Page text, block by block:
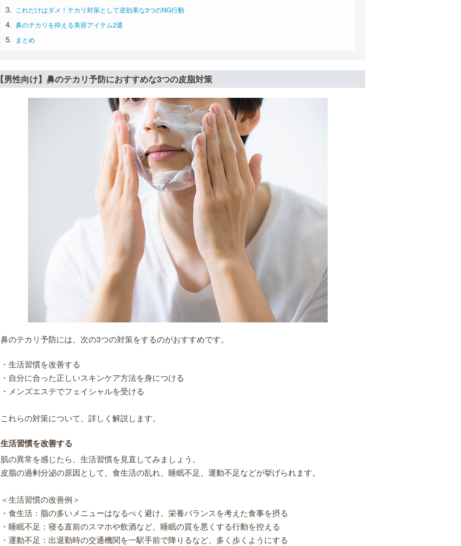
これだけはダメ！テカリ対策として逆効果な3つのNG行動
鼻のテカリを抑える美容アイテム2選
まとめ
【男性向け】鼻のテカリ予防におすすめな3つの皮脂対策
鼻のテカリ予防には、次の3つの対策をするのがおすすめです。
・生活習慣を改善する
・自分に合った正しいスキンケア方法を身につける
・メンズエステでフェイシャルを受ける
これらの対策について、詳しく解説します。
生活習慣を改善する
肌の異常を感じたら、生活習慣を見直してみましょう。
皮脂の過剰分泌の原因として、食生活の乱れ、睡眠不足、運動不足などが挙げられます。
＜生活習慣の改善例＞
・食生活：脂の多いメニューはなるべく避け、栄養バランスを考えた食事を摂る
・睡眠不足：寝る直前のスマホや飲酒など、睡眠の質を悪くする行動を控える
・運動不足：出退勤時の交通機関を一駅手前で降りるなど、多く歩くようにする